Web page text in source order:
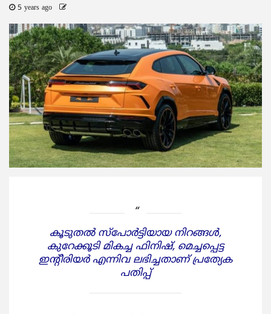
5 years ago
കൂടുതല്‍ സ്‌പോര്‍ട്ടിയായ നിറങ്ങള്‍,
കുറേക്കൂടി മികച്ച ഫിനിഷ്, മെച്ചപ്പെട്ട
ഇന്റീരിയര്‍ എന്നിവ ലഭിച്ചതാണ് പ്രത്യേക
പതിപ്പ്